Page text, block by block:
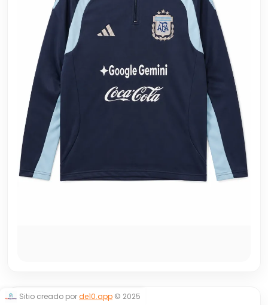
Sitio creado porde10.app © 2025